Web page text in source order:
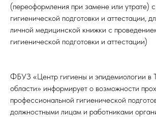
(переоформления при замене или утрате)
гигиенической подготовки и аттестации,
личной медицинской книжки с
гигиенической подготовки и аттестации)
ФБУЗ «Центр гигиены и эпидемиологии в
области» информирует о возможности
профессиональной гигиенической
должностными лицам и работниками